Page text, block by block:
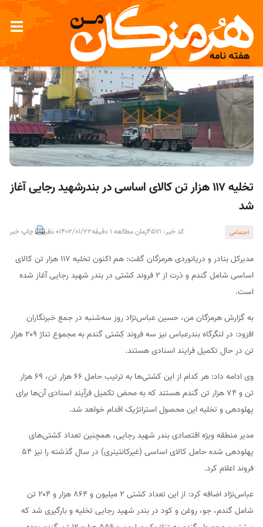
تخلیه ۱۱۷ هزار تن کالای اساسی در بندرشهید رجایی آغاز
شد
اجتماعی کد خبر: 4571 زمان مطالعه 1 دقیقه 1402/01/220 نظر چاپ خبر
مدیرکل بنادر و دریانوردی هرمزگان گفت: هم اکنون تخلیه ۱۱۷ هزار تن کالای
اساسی شامل گندم و ذرت از ۲ فروند کشتی در بندر شهید رجایی آغاز شده
است.
به گزارش هرمزگان من، حسین عباس‌نژاد روز سه‌شنبه در جمع خبرنگاران
افزود: در لنگرگاه بندرعباس نیز سه فروند کِشتی گندم به مجموع تناژ ۲۰۹ هزار
تن در حال تکمیل فرایند اسنادی هستند.
وی ادامه داد: هر کدام از این کشتی‌ها به ترتیب حامل ۶۶ هزار تن، ۶۹ هزار
تن و ۷۴ هزار تن گندم هستند که به محض تکمیل فرآِیند اسنادی آن‌ها برای
پهلودهی و تخلیه این محصول استراتژیک اقدام خواهد شد.
مدیر منطقه ویژه اقتصادی بندر شهید رجایی، همچنین تعداد کشتی‌های
پهلودهی شده حامل کالای اساسی (غیرکانتینری) در سال گذشته را نیز ۵۴
فروند اعلام کرد.
عباس‌نژاد اضافه کرد: از این تعداد کشتی ۲ میلیون و ۸۶۴ هزار و ۲۰۴ تن
شامل گندم، جو، روغن و کود در بندر شهید رجایی تخلیه و بارگیری شد که